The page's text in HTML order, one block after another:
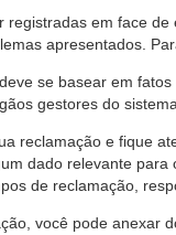
registradas em face
apresentados.
se basear em
gestores do sistema.
reclamação e fique
dado relevante
de reclamação,
você pode anexar